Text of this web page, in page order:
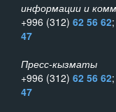
информации и
+996 (312) 62 56 62
47
Пресс-кызматы
+996 (312) 62 56 62
47